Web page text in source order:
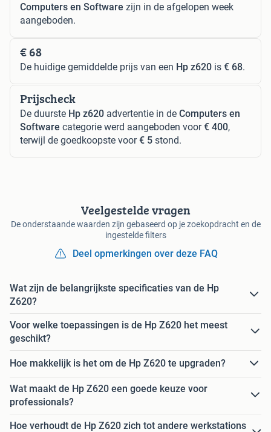
Computers en Software zijn in de afgelopen week
aangeboden.
€ 68
De huidige gemiddelde prijs van een Hp z620 is € 68.
Prijscheck
De duurste Hp z620 advertentie in de Computers en
Software categorie werd aangeboden voor€ 400,
terwijl de goedkoopste voor€ 5 stond.
Veelgestelde vragen
De onderstaande waarden zijn gebaseerd op je zoekopdracht en de
ingestelde filters
Deel opmerkingen over deze FAQ
Wat zijn de belangrijkste specificaties van de Hp
Z620?
Voor welke toepassingen is de Hp Z620 het meest
geschikt?
Hoe makkelijk is het om de Hp Z620 te upgraden?
Wat maakt de Hp Z620 een goede keuze voor
professionals?
Hoe verhoudt de Hp Z620 zich tot andere werkstations